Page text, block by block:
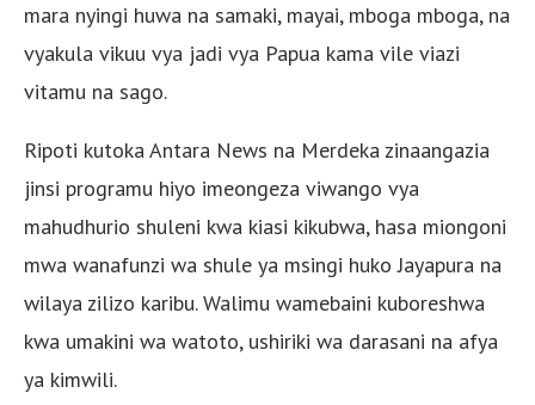
mara nyingi huwa na samaki, mayai, mboga mboga, na
vyakula vikuu vya jadi vya Papua kama vile viazi
vitamu na sago.
Ripoti kutoka Antara News na Merdeka zinaangazia
jinsi programu hiyo imeongeza viwango vya
mahudhurio shuleni kwa kiasi kikubwa, hasa miongoni
mwa wanafunzi wa shule ya msingi huko Jayapura na
wilaya zilizo karibu. Walimu wamebaini kuboreshwa
kwa umakini wa watoto, ushiriki wa darasani na afya
ya kimwili.